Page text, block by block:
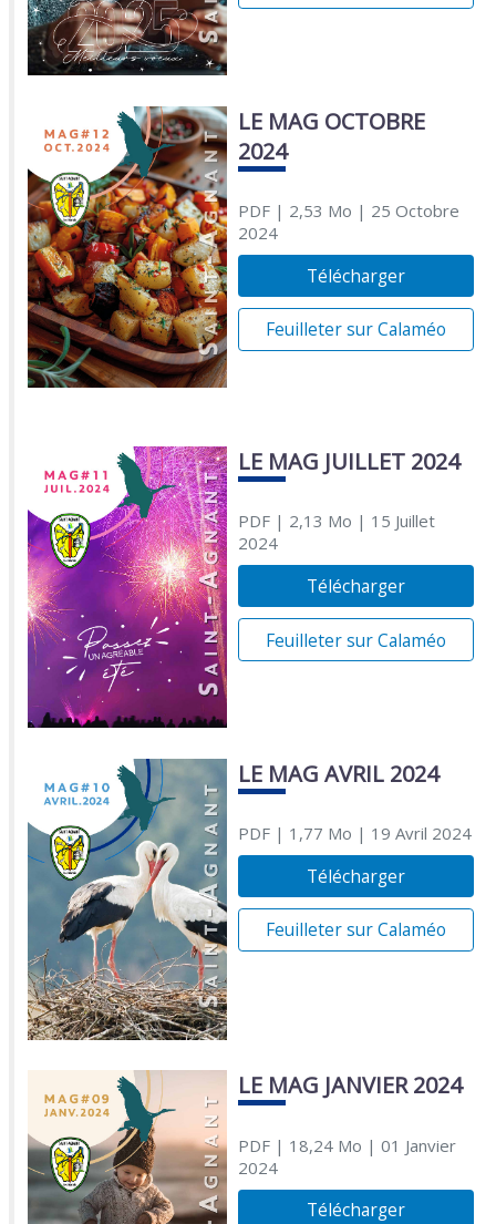
LE MAG OCTOBRE
2024
PDF| 2,53 Mo | 25 Octobre
2024
Télécharger
Feuilleter sur Calaméo
LE MAG JUILLET 2024
PDF| 2,13 Mo | 15 Juillet
2024
Télécharger
Feuilleter sur Calaméo
LE MAG AVRIL 2024
PDF| 1,77 Mo | 19 Avril 2024
Télécharger
Feuilleter sur Calaméo
LE MAG JANVIER 2024
PDF| 18,24 Mo | 01 Janvier
2024
Télécharger